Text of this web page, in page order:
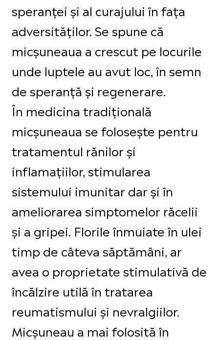
speranței și al curajului în fața
adversităților. Se spune că
micșuneaua a crescut pe locurile
unde luptele au avut loc, în semn
de speranță și regenerare.
În medicina tradițională
micșuneaua se folosește pentru
tratamentul rănilor și
inflamațiilor, stimularea
sistemului imunitar dar și în
ameliorarea simptomelor răcelii
și a gripei. Florile înmuiate în ulei
timp de câteva săptămâni, ar
avea o proprietate stimulativă de
încălzire utilă în tratarea
reumatismului și nevralgiilor.
Micșuneau a mai folosită în